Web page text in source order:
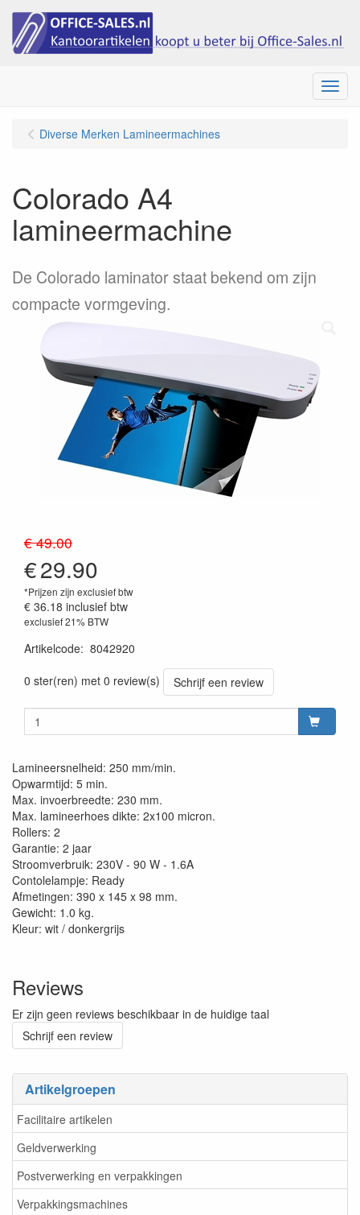
Menu
Artikelgroepen
Facilitaire artikelen
Geldverwerking
Postverwerking en verpakkingen
Verpakkingsmachines
Diverse Merken Lamineermachines
Colorado A4
lamineermachine
De Colorado laminator staat bekend om zijn
compacte vormgeving.
€ 49.00
€29.90
*Prijzen zijn exclusief btw
€ 36.18 inclusief btw
exclusief 21% BTW
Artikelcode: 8042920
0 ster(ren) met 0 review(s)
Schrijf een review
Lamineersnelheid: 250 mm/min.
Opwarmtijd: 5 min.
Max. invoerbreedte: 230 mm.
Max. lamineerhoes dikte: 2x100 micron.
Rollers: 2
Garantie: 2 jaar
Stroomverbruik: 230V - 90 W - 1.6A
Contolelampje: Ready
Afmetingen: 390 x 145 x 98 mm.
Gewicht: 1.0 kg.
Kleur: wit / donkergrijs
Reviews
Er zijn geen reviews beschikbaar in de huidige taal
Schrijf een review